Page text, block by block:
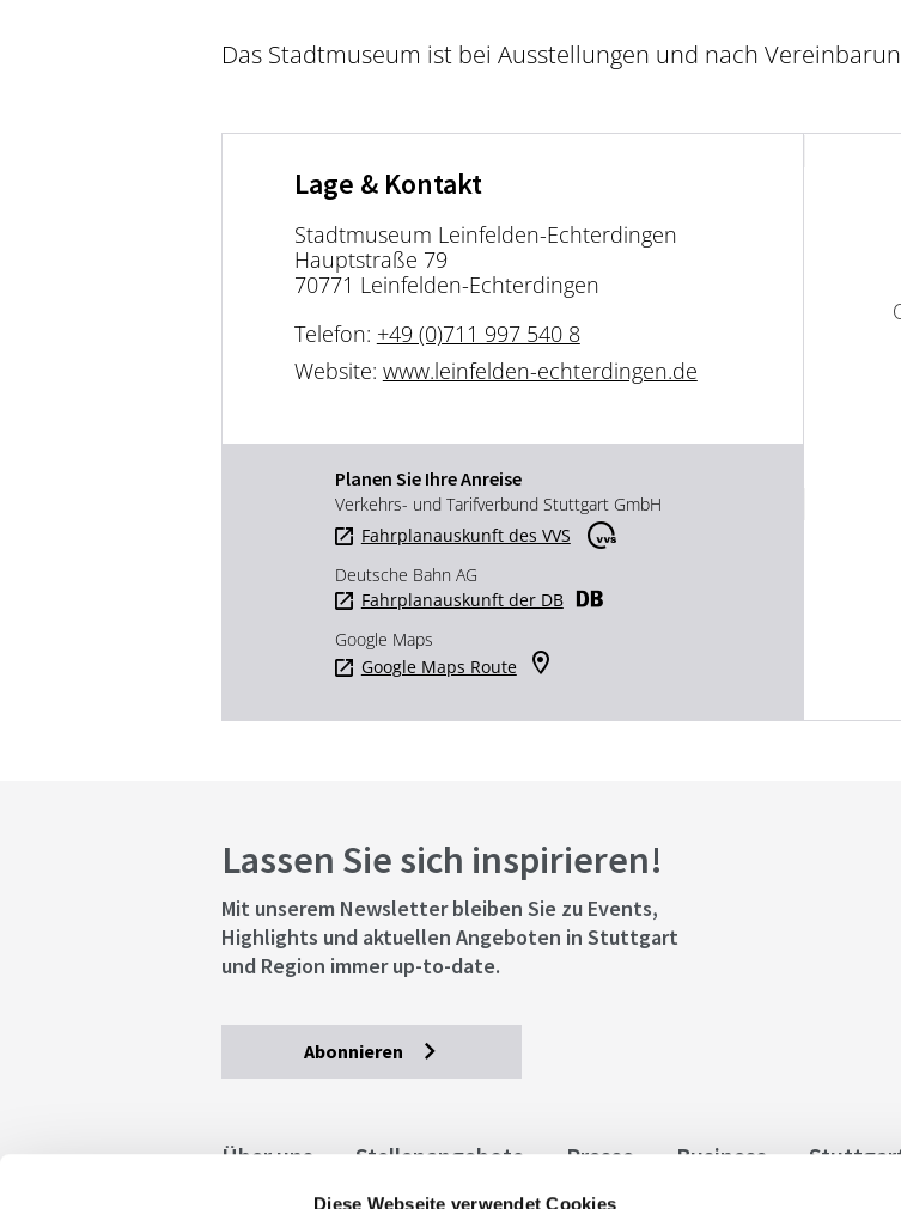
Diese Webseite verwendet Cookies
Das Stadtmuseum ist bei Ausstellungen und nach
Lage & Kontakt
Stadtmuseum Leinfelden-Echterdingen
Hauptstraße 79
70771 Leinfelden-Echterdingen
Telefon: +49 (0)711 997 540 8
Website: www.leinfelden-echterdingen.de
Planen Sie Ihre Anreise
Verkehrs- und Tarifverbund Stuttgart GmbH
Fahrplanauskunft des VVS
Deutsche Bahn AG
Fahrplanauskunft der DB
Google Maps
Google Maps Route
Lassen Sie sich inspirieren!
Mit unserem Newsletter bleiben Sie zu Events,
Highlights und aktuellen Angeboten in Stuttgart
und Region immer up-to-date.
Abonnieren
Über uns Stellenangebote Presse Business